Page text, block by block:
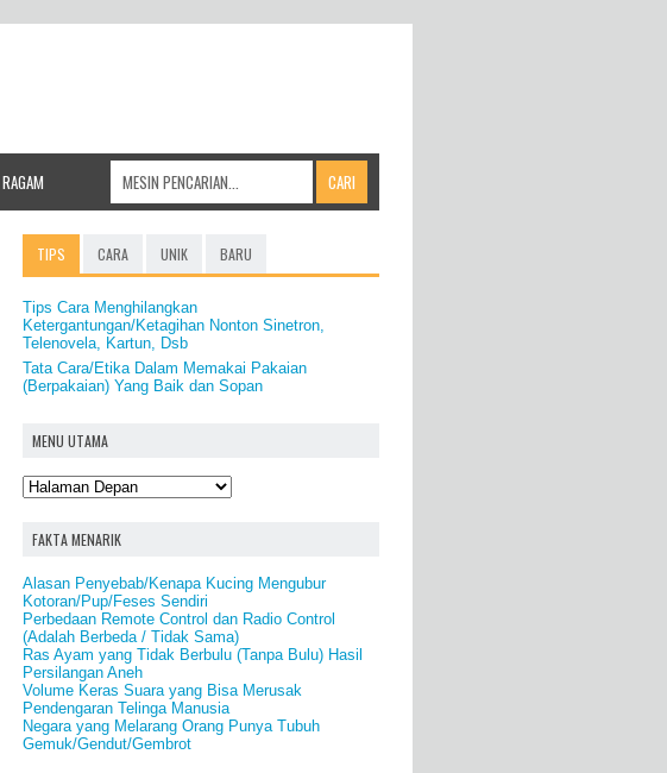
RAGAM
TIPS CARA UNIK BARU
Tips Cara Menghilangkan
Ketergantungan/Ketagihan Nonton Sinetron,
Telenovela, Kartun, Dsb
Tata Cara/Etika Dalam Memakai Pakaian
(Berpakaian) Yang Baik dan Sopan
MENU UTAMA
FAKTA MENARIK
Alasan Penyebab/Kenapa Kucing Mengubur
Kotoran/Pup/Feses Sendiri
Perbedaan Remote Control dan Radio Control
(Adalah Berbeda / Tidak Sama)
Ras Ayam yang Tidak Berbulu (Tanpa Bulu) Hasil
Persilangan Aneh
Volume Keras Suara yang Bisa Merusak
Pendengaran Telinga Manusia
Negara yang Melarang Orang Punya Tubuh
Gemuk/Gendut/Gembrot